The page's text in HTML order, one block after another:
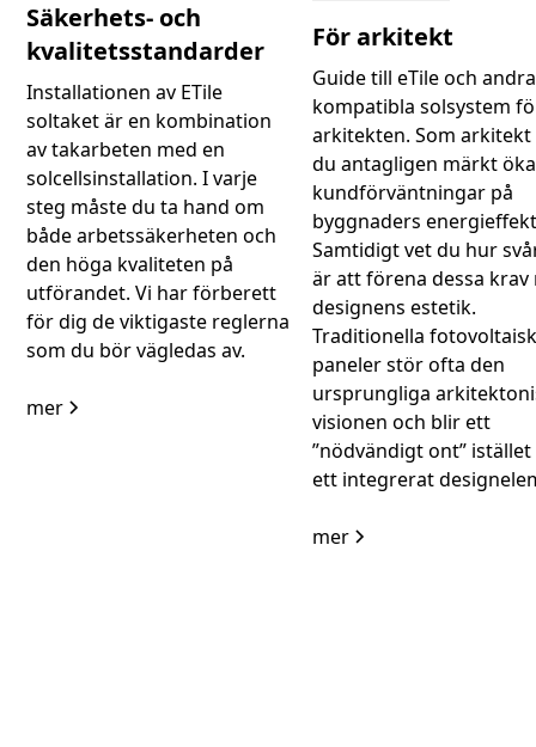
Säkerhets- och
kvalitetsstandarder
Installationen av ETile
soltaket är en kombination
av takarbeten med en
solcellsinstallation. I varje
steg måste du ta hand om
både arbetssäkerheten och
den höga kvaliteten på
utförandet. Vi har förberett
för dig de viktigaste reglerna
som du bör vägledas av.
mer
För arkitekt
Guide till eTile och andra
kompatibla solsystem
arkitekten. Som
du antagligen märkt
kundförväntningar på
byggnaders
Samtidigt vet du hur
är att förena dessa krav
designens estetik.
Traditionella
paneler stör ofta den
ursprungliga
visionen och blir ett
”nödvändigt ont”
ett integrerat
mer